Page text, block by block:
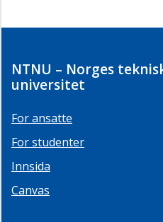
NTNU – Norges
universitet
For ansatte
For studenter
Innsida
Canvas